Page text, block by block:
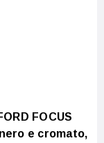
FOCUS
e cromato,